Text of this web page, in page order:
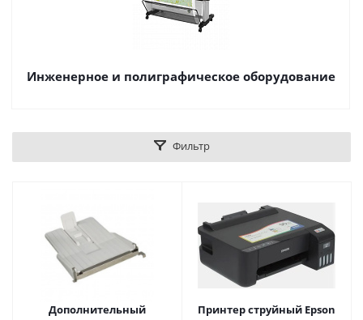
Инженерное и полиграфическое оборудование
Фильтр
Дополнительный
Принтер струйный Epson